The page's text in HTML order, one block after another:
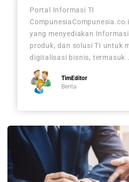
Portal Informasi TI
yang menyediakan
produk, dan solusi TI untuk
digitalisasi bisnis,
TimEditor
Berita